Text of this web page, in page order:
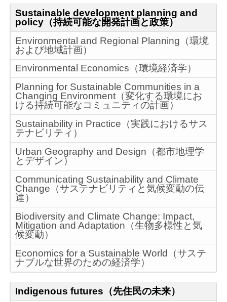
Sustainable development planning and
policy（持続可能な開発計画と政策）
Environmental and Regional Planning（環境
および地域計画）
Environmental Economics（環境経済学）
Planning for Sustainable Communities in a
Changing Environment（変化する環境にお
ける持続可能なコミュニティの計画）
Sustainability in Practice（実践におけるサス
テナビリティ）
Urban Geography and Design（都市地理学
とデザイン）
Communicating Sustainability and Climate
Change（サステナビリティと気候変動の伝
達）
Biodiversity and Climate Change: Impact,
Mitigation and Adaptation（生物多様性と気
候変動）
Economics for a Sustainable World（サステ
ナブルな世界のための経済学）
Indigenous futures（先住民の未来）